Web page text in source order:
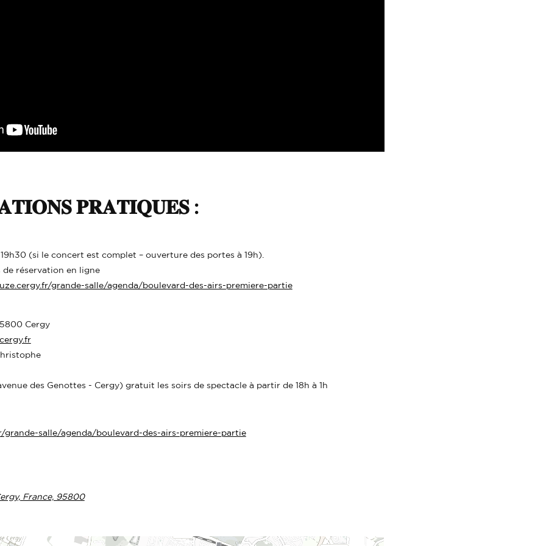
𝐏𝐑𝐀𝐓𝐈𝐐𝐔𝐄𝐒 :
(si le concert est complet – ouverture des portes à 19h).
de réservation en ligne
grande-salle/agenda/boulevard-des-airs-premiere-partie
Cergy
des Genottes - Cergy) gratuit les soirs de spectacle à partir de 18h à 1h
grande-salle/agenda/boulevard-des-airs-premiere-partie
France, 95800